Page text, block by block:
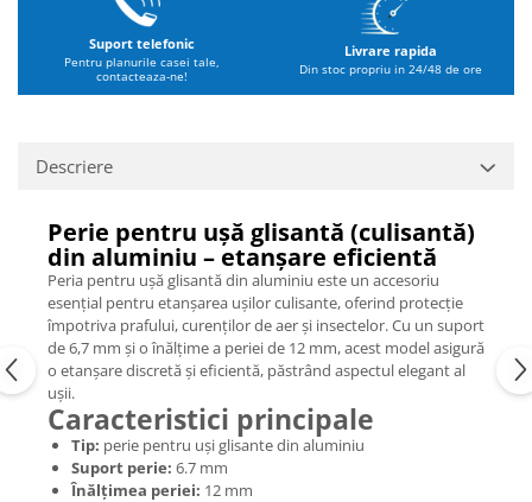
Suport telefonic
Pentru planurile casei tale,
contacteaza-ne!
Livrare rapida
Din stoc propriu in 24/48 de ore
Descriere
Perie pentru ușă glisantă (culisantă)
din aluminiu – etanșare eficientă
Peria pentru ușă glisantă din aluminiu este un accesoriu
esențial pentru etanșarea ușilor culisante, oferind protecție
împotriva prafului, curenților de aer și insectelor. Cu un suport
de 6,7 mm și o înălțime a periei de 12 mm, acest model asigură
o etanșare discretă și eficientă, păstrând aspectul elegant al
ușii.
Caracteristici principale
Tip: perie pentru uși glisante din aluminiu
Suport perie: 6.7 mm
Înălțimea periei: 12 mm